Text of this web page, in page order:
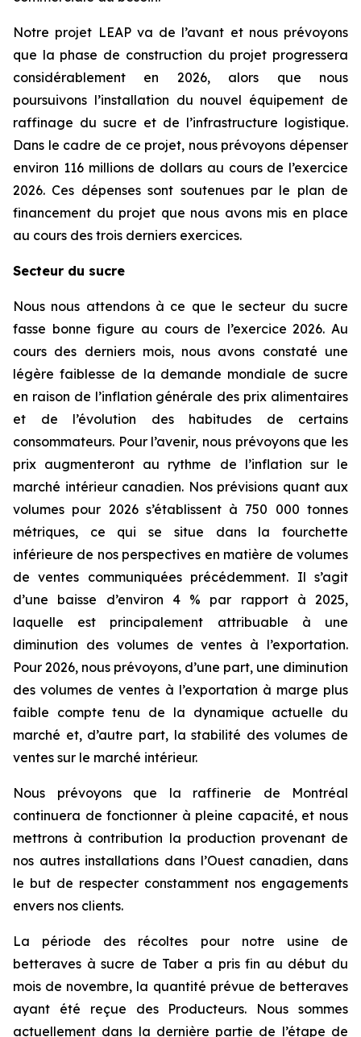
Notre projet LEAP va de l’avant et nous prévoyons
que la phase de construction du projet progressera
considérablement en 2026, alors que nous
poursuivons l’installation du nouvel équipement de
raffinage du sucre et de l’infrastructure logistique.
Dans le cadre de ce projet, nous prévoyons dépenser
environ 116 millions de dollars au cours de l’exercice
2026. Ces dépenses sont soutenues par le plan de
financement du projet que nous avons mis en place
au cours des trois derniers exercices.
Secteur du sucre
Nous nous attendons à ce que le secteur du sucre
fasse bonne figure au cours de l’exercice 2026. Au
cours des derniers mois, nous avons constaté une
légère faiblesse de la demande mondiale de sucre
en raison de l’inflation générale des prix alimentaires
et de l’évolution des habitudes de certains
consommateurs. Pour l’avenir, nous prévoyons que les
prix augmenteront au rythme de l’inflation sur le
marché intérieur canadien. Nos prévisions quant aux
volumes pour 2026 s’établissent à 750 000 tonnes
métriques, ce qui se situe dans la fourchette
inférieure de nos perspectives en matière de volumes
de ventes communiquées précédemment. Il s’agit
d’une baisse d’environ 4 % par rapport à 2025,
laquelle est principalement attribuable à une
diminution des volumes de ventes à l’exportation.
Pour 2026, nous prévoyons, d’une part, une diminution
des volumes de ventes à l’exportation à marge plus
faible compte tenu de la dynamique actuelle du
marché et, d’autre part, la stabilité des volumes de
ventes sur le marché intérieur.
Nous prévoyons que la raffinerie de Montréal
continuera de fonctionner à pleine capacité, et nous
mettrons à contribution la production provenant de
nos autres installations dans l’Ouest canadien, dans
le but de respecter constamment nos engagements
envers nos clients.
La période des récoltes pour notre usine de
betteraves à sucre de Taber a pris fin au début du
mois de novembre, la quantité prévue de betteraves
ayant été reçue des Producteurs. Nous sommes
actuellement dans la dernière partie de l’étape de